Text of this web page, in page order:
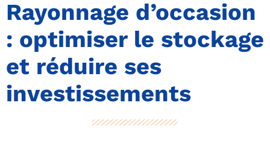
Rayonnage d’occasion
: optimiser le stockage
et réduire ses
investissements